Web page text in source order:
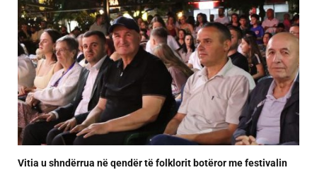
Vitia u shndërrua në qendër të folklorit botëror me festivalin